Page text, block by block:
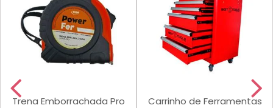
Trena Emborrachada Pro
Carrinho de Ferramentas